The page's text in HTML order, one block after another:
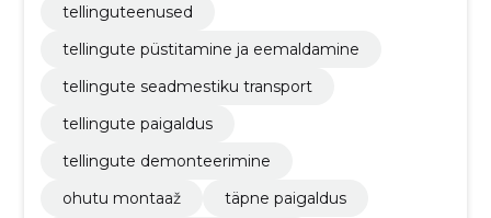
tellinguteenused
tellingute püstitamine ja eemaldamine
tellingute seadmestiku transport
tellingute paigaldus
tellingute demonteerimine
ohutu montaaž
täpne paigaldus